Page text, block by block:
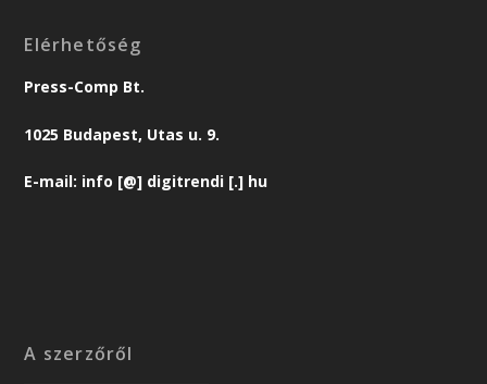
Elérhetőség
Press-Comp Bt.
1025 Budapest, Utas u. 9.
E-mail: info [@] digitrendi [.] hu
A szerzőről